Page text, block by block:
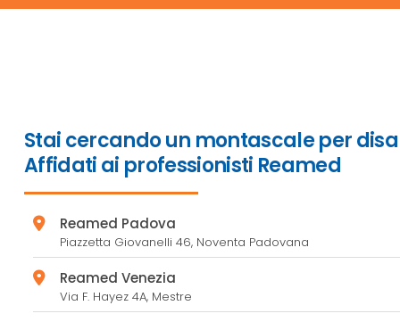
Stai cercando un montascale per
Affidati ai professionisti Reamed
Reamed Padova
Piazzetta Giovanelli 46, Noventa Padovana
Reamed Venezia
Via F. Hayez 4A, Mestre